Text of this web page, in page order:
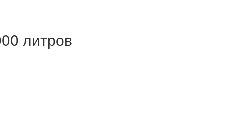
литров